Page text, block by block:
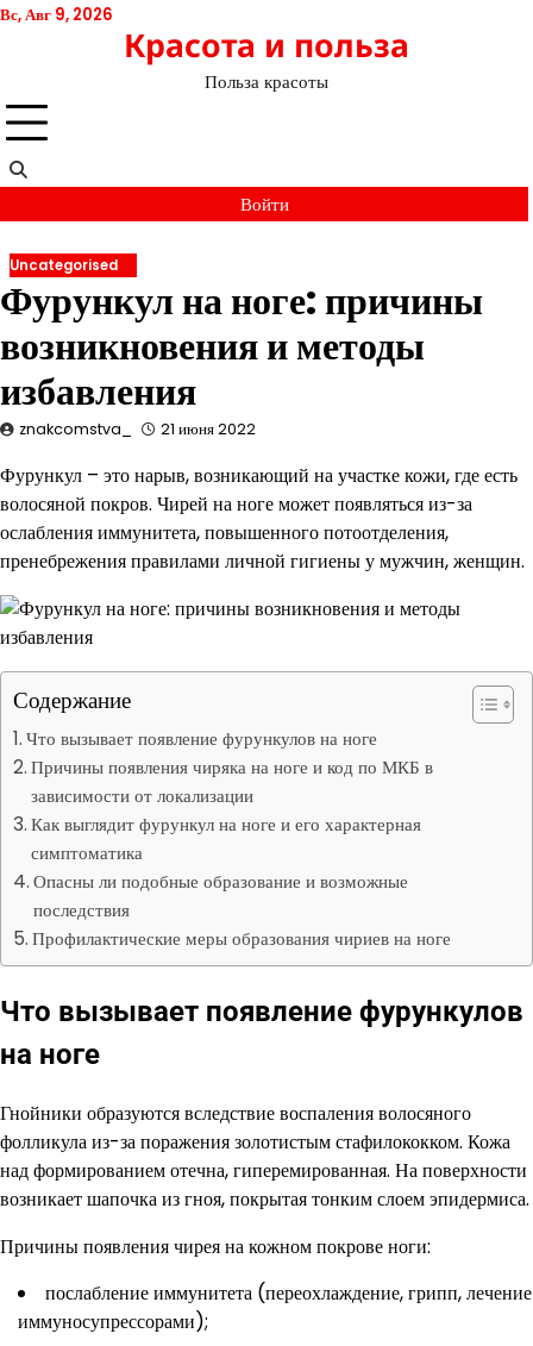
Перейти
Вс, Авг 9, 2026
Красота и польза
Польза красоты
Войти
Uncategorised
Фурункул на ноге: причины
возникновения и методы
избавления
znakcomstva_ 21 июня 2022
Фурункул – это нарыв, возникающий на участке кожи, где есть
волосяной покров. Чирей на ноге может появляться из-за
ослабления иммунитета, повышенного потоотделения,
пренебрежения правилами личной гигиены у мужчин, женщин.
Содержание
Что вызывает появление фурункулов на ноге
Причины появления чиряка на ноге и код по МКБ в
зависимости от локализации
Как выглядит фурункул на ноге и его характерная
симптоматика
Опасны ли подобные образование и возможные
последствия
Профилактические меры образования чириев на ноге
Что вызывает появление фурункулов
на ноге
Гнойники образуются вследствие воспаления волосяного
фолликула из-за поражения золотистым стафилококком. Кожа
над формированием отечна, гиперемированная. На поверхности
возникает шапочка из гноя, покрытая тонким слоем эпидермиса.
Причины появления чирея на кожном покрове ноги:
послабление иммунитета (переохлаждение, грипп, лечение
иммуносупрессорами);